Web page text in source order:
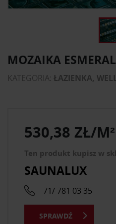
MOZAIKA
KATEGORIA: ŁAZIENKA,
530,38 ZŁ/M²
Ten produkt kupisz w
SAUNALUX
71/ 781 03 35
SPRAWDŹ